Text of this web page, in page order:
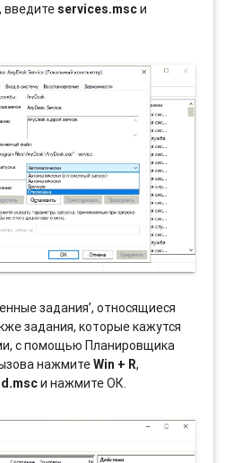
, введите services.mscи
задания’, относящиеся
задания, которые кажутся
с помощью Планировщика
нажмитеWin + R,
и нажмите ОК.